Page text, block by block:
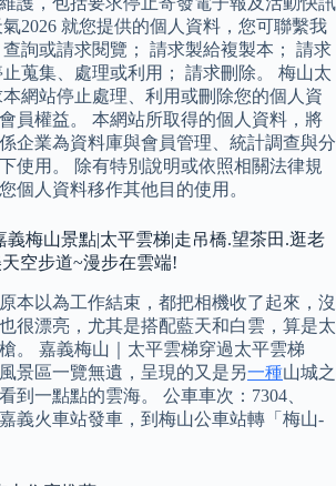
2026 就您提供的個人資料，您可聯繫我
詢或請求閱覽； 請求製給複製本； 請求
蒐集、處理或利用； 請求刪除。 梅山太
網站停止處理、利用或刪除您的個人資
員權益。 本網站所取得的個人資料，將
企業為資料庫與會員管理、統計調查與分
使用。 除有特別說明或依照相關法律規
個人資料移作其他目的使用。
義梅山景點|太平雲梯|走吊橋.望茶田.逛老
空步道~漫步在雲端!
本以為工作結束，都把相機收了起來，沒
很漂亮，尤其是搭配藍天和白雲，算是太
。 嘉義梅山｜太平雲梯穿過太平雲梯
景區一覽無遺，呈現的又是另一種山城之
到一點點的雲海。 公車車次：7304、
義火車站發車，到梅山公車站轉「梅山-